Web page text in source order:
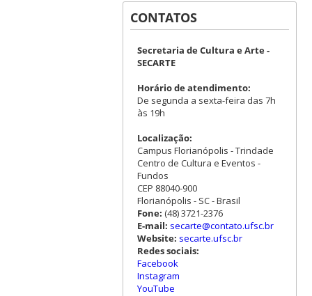
CONTATOS
Secretaria de Cultura e Arte -
SECARTE
Horário de atendimento:
De segunda a sexta-feira das 7h
às 19h
Localização:
Campus Florianópolis - Trindade
Centro de Cultura e Eventos -
Fundos
CEP 88040-900
Florianópolis - SC - Brasil
Fone: (48) 3721-2376
E-mail: secarte@contato.ufsc.br
Website: secarte.ufsc.br
Redes sociais:
Facebook
Instagram
YouTube